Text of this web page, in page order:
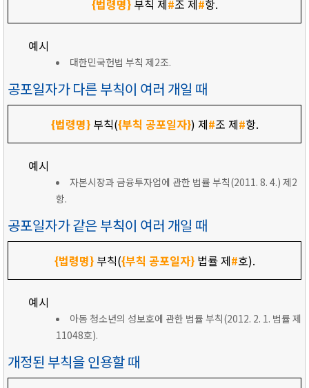
{법령명}부칙 제#조 제#항.
예시
대한민국헌법 부칙 제2조.
공포일자가 다른 부칙이 여러 개일 때
{법령명}부칙({부칙 공포일자}) 제#조 제#항.
예시
자본시장과 금융투자업에 관한 법률 부칙(2011. 8. 4.) 제2
항.
공포일자가 같은 부칙이 여러 개일 때
{법령명}부칙({부칙 공포일자}법률 제#호).
예시
아동 청소년의 성보호에 관한 법률 부칙(2012. 2. 1. 법률 제
11048호).
개정된 부칙을 인용할 때